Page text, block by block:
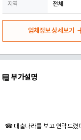
지역 전체
업체정보 상세보기
부가설명
☎ 대출나라를 보고 연락드렸